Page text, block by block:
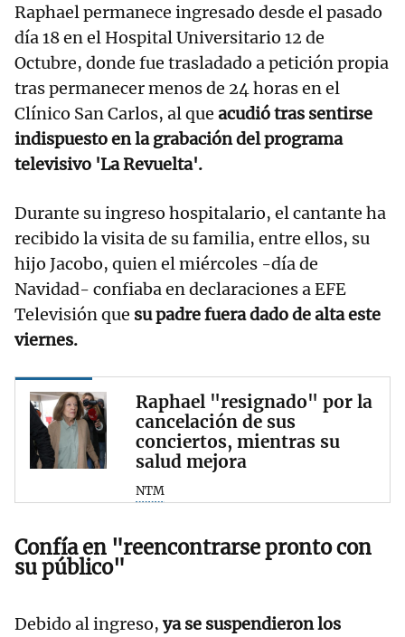
Raphael permanece ingresado desde el pasado
día 18 en el Hospital Universitario 12 de
Octubre, donde fue trasladado a petición propia
tras permanecer menos de 24 horas en el
Clínico San Carlos, al que acudió tras sentirse
indispuesto en la grabación del programa
televisivo 'La Revuelta'.
Durante su ingreso hospitalario, el cantante ha
recibido la visita de su familia, entre ellos, su
hijo Jacobo, quien el miércoles -día de
Navidad- confiaba en declaraciones a EFE
Televisión que su padre fuera dado de alta este
viernes.
Raphael "resignado" por la
cancelación de sus
conciertos, mientras su
salud mejora
NTM
Confía en "reencontrarse pronto con
su público"
Debido al ingreso, ya se suspendieron los